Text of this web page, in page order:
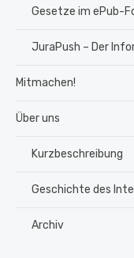
Gesetze im ePub-
JuraPush – Der
Mitmachen!
Über uns
Kurzbeschreibung
Geschichte des
Archiv